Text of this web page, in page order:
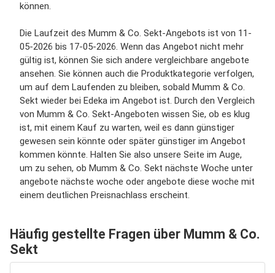
können.
Die Laufzeit des Mumm & Co. Sekt-Angebots ist von 11-
05-2026 bis 17-05-2026. Wenn das Angebot nicht mehr
gültig ist, können Sie sich andere vergleichbare angebote
ansehen. Sie können auch die Produktkategorie verfolgen,
um auf dem Laufenden zu bleiben, sobald Mumm & Co.
Sekt wieder bei Edeka im Angebot ist. Durch den Vergleich
von Mumm & Co. Sekt-Angeboten wissen Sie, ob es klug
ist, mit einem Kauf zu warten, weil es dann günstiger
gewesen sein könnte oder später günstiger im Angebot
kommen könnte. Halten Sie also unsere Seite im Auge,
um zu sehen, ob Mumm & Co. Sekt nächste Woche unter
angebote nächste woche oder angebote diese woche mit
einem deutlichen Preisnachlass erscheint.
Häufig gestellte Fragen über Mumm & Co.
Sekt